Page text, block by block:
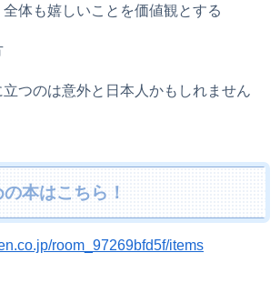
体も嬉しいことを価値観とする
つのは意外と日本人かもしれません
本はこちら！
room_97269bfd5f/items